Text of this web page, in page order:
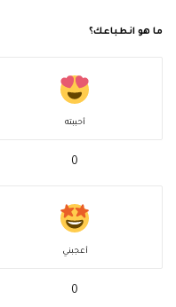
ما هو انطباعك؟
أحببته
0
أعجبني
0